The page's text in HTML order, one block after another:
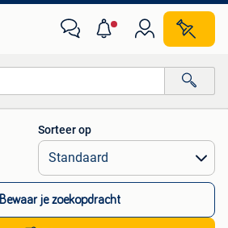
Alle afstanden…
Sorteer op
Bewaar je zoekopdracht